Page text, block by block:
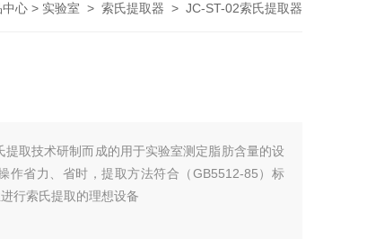
中心 > 实验室 > 索氏提取器 > JC-ST-02索氏提取器
取技术研制而成的用于实验室测定脂肪含量的设
作省力、省时，提取方法符合（GB5512-85）标
行索氏提取的理想设备